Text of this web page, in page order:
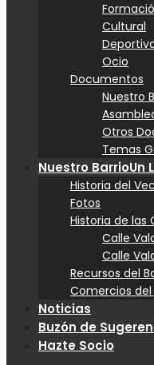
Cultural
Ocio
Documentos
Nuestro
Otros
Temas
Nuestro BarrioUn
Historia del
Fotos
Historia de las
Calle
Calle
Recursos del
Comercios del
Noticias
Buzón de
Hazte Socio